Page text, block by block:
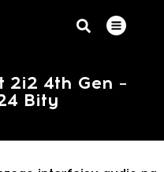
2i2 4th Gen –
Bity